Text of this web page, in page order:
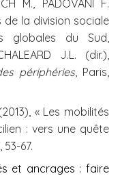
M., PADOVANI F.
de la division sociale
globales du Sud,
J.L. (dir.),
périphéries, Paris,
« Les mobilités
: vers une quête
, 53-67.
et ancrages : faire